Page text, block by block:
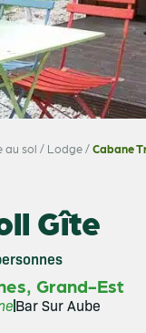
au sol / Lodge/Cabane
Gîte
, Grand-Est
Bar Sur Aube